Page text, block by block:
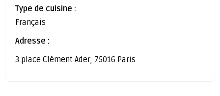
Type de cuisine :
Français
Adresse :
3 place Clément Ader, 75016 Paris